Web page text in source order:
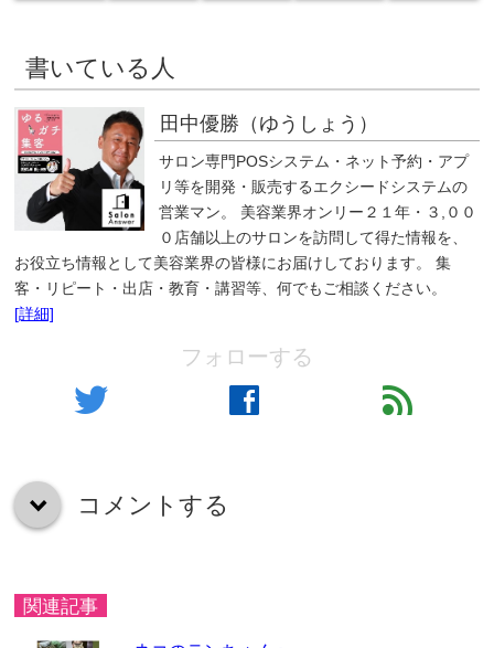
書いている人
田中優勝（ゆうしょう）
サロン専門POSシステム・ネット予約・アプ
リ等を開発・販売するエクシードシステムの
営業マン。 美容業界オンリー２１年・３,００
０店舗以上のサロンを訪問して得た情報を、
お役立ち情報として美容業界の皆様にお届けしております。 集
客・リピート・出店・教育・講習等、何でもご相談ください。
[詳細]
フォローする
twitter facebook feed
down コメントする
関連記事